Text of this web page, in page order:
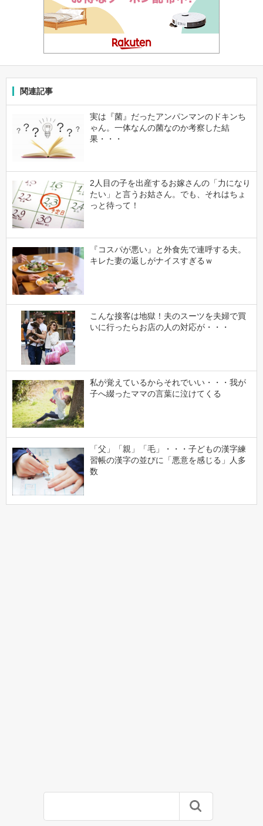
関連記事
実は『菌』だったアンパンマンのドキンち
ゃん。一体なんの菌なのか考察した結
果・・・
2人目の子を出産するお嫁さんの「力になり
たい」と言うお姑さん。でも、それはちょ
っと待って！
『コスパが悪い』と外食先で連呼する夫。
キレた妻の返しがナイスすぎるｗ
こんな接客は地獄！夫のスーツを夫婦で買
いに行ったらお店の人の対応が・・・
私が覚えているからそれでいい・・・我が
子へ綴ったママの言葉に泣けてくる
「父」「親」「毛」・・・子どもの漢字練
習帳の漢字の並びに「悪意を感じる」人多
数